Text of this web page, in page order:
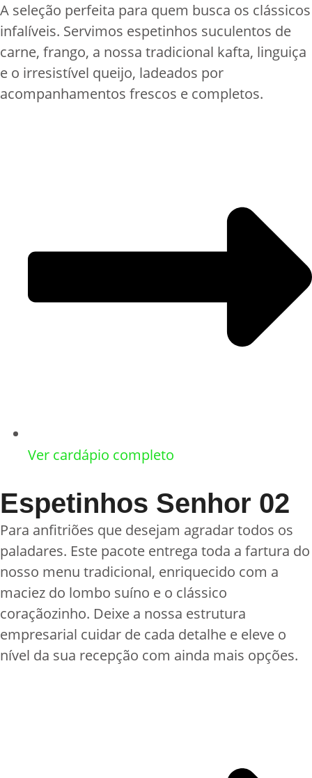
A seleção perfeita para quem busca os clássicos
infalíveis. Servimos espetinhos suculentos de
carne, frango, a nossa tradicional kafta, linguiça
e o irresistível queijo, ladeados por
acompanhamentos frescos e completos.
Ver cardápio completo
Espetinhos Senhor 02
Para anfitriões que desejam agradar todos os
paladares. Este pacote entrega toda a fartura do
nosso menu tradicional, enriquecido com a
maciez do lombo suíno e o clássico
coraçãozinho. Deixe a nossa estrutura
empresarial cuidar de cada detalhe e eleve o
nível da sua recepção com ainda mais opções.